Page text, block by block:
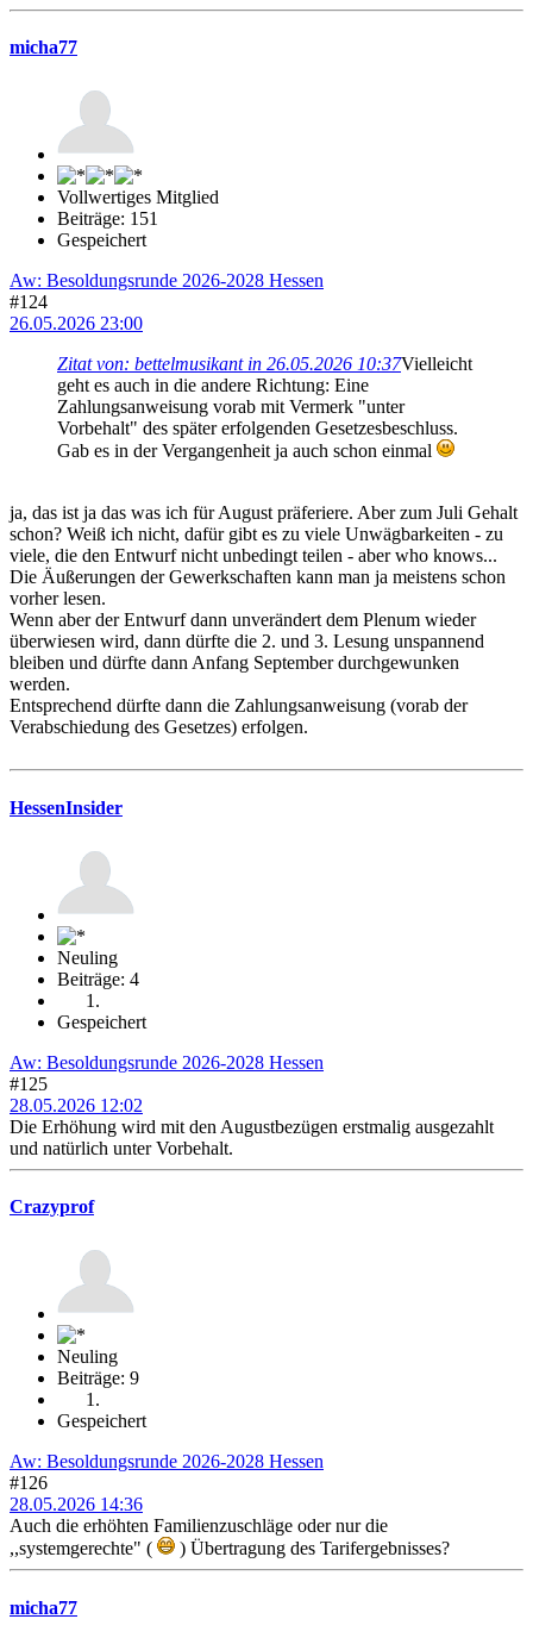
micha77
Vollwertiges Mitglied
Beiträge: 151
Gespeichert
Aw: Besoldungsrunde 2026-2028 Hessen
#124
26.05.2026 23:00
Zitat von: bettelmusikant in 26.05.2026 10:37Vielleicht
geht es auch in die andere Richtung: Eine
Zahlungsanweisung vorab mit Vermerk "unter
Vorbehalt" des später erfolgenden Gesetzesbeschluss.
Gab es in der Vergangenheit ja auch schon einmal
ja, das ist ja das was ich für August präferiere. Aber zum Juli Gehalt
schon? Weiß ich nicht, dafür gibt es zu viele Unwägbarkeiten - zu
viele, die den Entwurf nicht unbedingt teilen - aber who knows...
Die Äußerungen der Gewerkschaften kann man ja meistens schon
vorher lesen.
Wenn aber der Entwurf dann unverändert dem Plenum wieder
überwiesen wird, dann dürfte die 2. und 3. Lesung unspannend
bleiben und dürfte dann Anfang September durchgewunken
werden.
Entsprechend dürfte dann die Zahlungsanweisung (vorab der
Verabschiedung des Gesetzes) erfolgen.
HessenInsider
Neuling
Beiträge: 4
Gespeichert
Aw: Besoldungsrunde 2026-2028 Hessen
#125
28.05.2026 12:02
Die Erhöhung wird mit den Augustbezügen erstmalig ausgezahlt
und natürlich unter Vorbehalt.
Crazyprof
Neuling
Beiträge: 9
Gespeichert
Aw: Besoldungsrunde 2026-2028 Hessen
#126
28.05.2026 14:36
Auch die erhöhten Familienzuschläge oder nur die
,,systemgerechte" (
) Übertragung des Tarifergebnisses?
micha77